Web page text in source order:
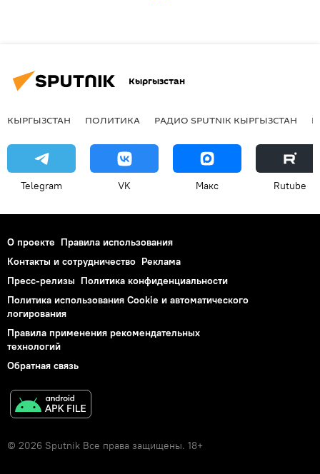
Кыргызстан
КЫРГЫЗСТАН ПОЛИТИКА РАДИО SPUTNIK КЫРГЫЗСТАН
Telegram VK Макс Rutube
О проекте Правила использования
Контакты и сотрудничество Реклама
Пресс-релизы Политика конфиденциальности
Политика использования Cookie и автоматического
логирования
Правила применения рекомендательных
технологий
Обратная связь
© 2026 Sputnik Все права защищены. 18+